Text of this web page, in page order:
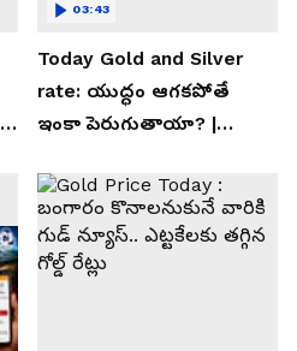
Today Gold and Silver
rate: యుద్ధం ఆగకపోతే
ఇంకా పెరుగుతాయా? |
03:43